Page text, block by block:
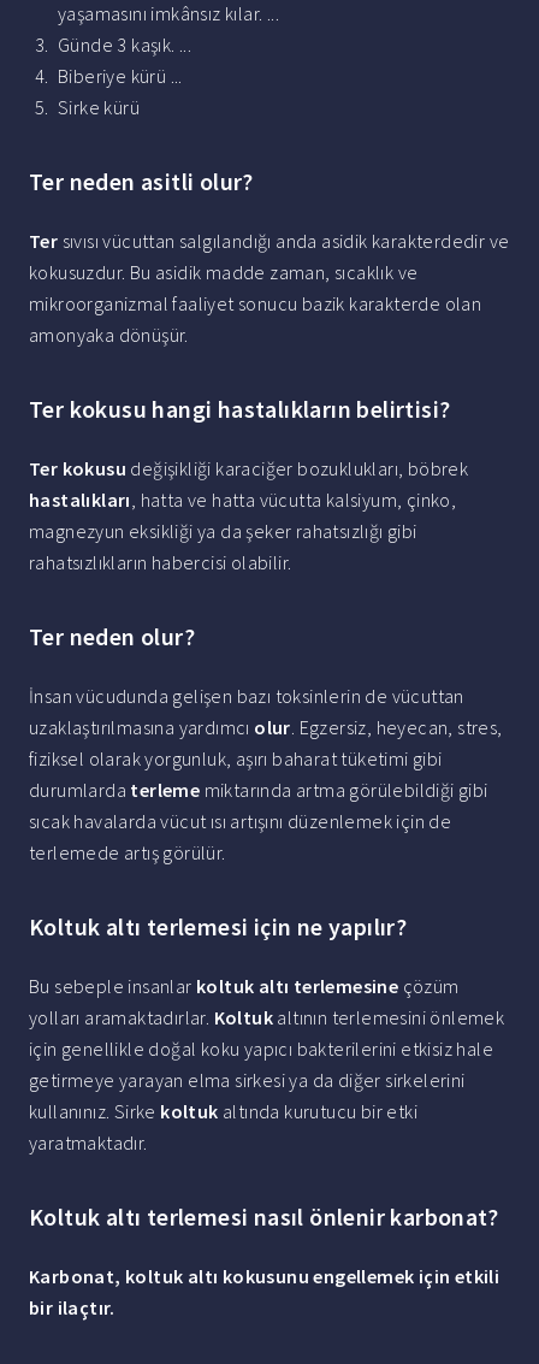
yaşamasını imkânsız kılar. ...
Günde 3 kaşık. ...
Biberiye kürü ...
Sirke kürü
Ter neden asitli olur?
Ter sıvısı vücuttan salgılandığı anda asidik karakterdedir ve
kokusuzdur. Bu asidik madde zaman, sıcaklık ve
mikroorganizmal faaliyet sonucu bazik karakterde olan
amonyaka dönüşür.
Ter kokusu hangi hastalıkların belirtisi?
Ter kokusu değişikliği karaciğer bozuklukları, böbrek
hastalıkları, hatta ve hatta vücutta kalsiyum, çinko,
magnezyun eksikliği ya da şeker rahatsızlığı gibi
rahatsızlıkların habercisi olabilir.
Ter neden olur?
İnsan vücudunda gelişen bazı toksinlerin de vücuttan
uzaklaştırılmasına yardımcı olur. Egzersiz, heyecan, stres,
fiziksel olarak yorgunluk, aşırı baharat tüketimi gibi
durumlarda terleme miktarında artma görülebildiği gibi
sıcak havalarda vücut ısı artışını düzenlemek için de
terlemede artış görülür.
Koltuk altı terlemesi için ne yapılır?
Bu sebeple insanlar koltuk altı terlemesine çözüm
yolları aramaktadırlar. Koltuk altının terlemesini önlemek
için genellikle doğal koku yapıcı bakterilerini etkisiz hale
getirmeye yarayan elma sirkesi ya da diğer sirkelerini
kullanınız. Sirke koltuk altında kurutucu bir etki
yaratmaktadır.
Koltuk altı terlemesi nasıl önlenir karbonat?
Karbonat, koltuk altı kokusunu engellemek için etkili
bir ilaçtır.